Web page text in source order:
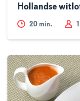
Hollandse
20 min.